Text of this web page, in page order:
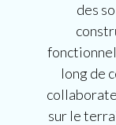
des
long de
sur le